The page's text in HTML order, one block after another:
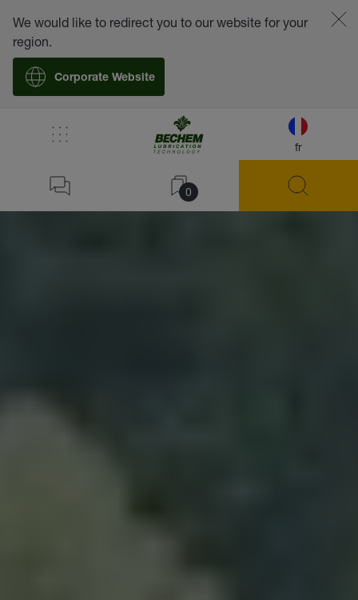
fr
0
We would like to redirect you to our website for your
region.
Corporate Website